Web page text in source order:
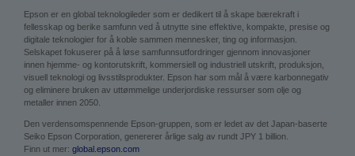
Epson er en global teknologileder som er dedikert til å skape bærekraft i
fellesskap og berike samfunn ved å utnytte sine effektive, kompakte, presise og
digitale teknologier for å koble sammen mennesker, ting og informasjon.
Selskapet fokuserer på å løse samfunnsutfordringer gjennom innovasjoner
innen hjemme- og kontorutskrift, kommersiell og industriell utskrift, produksjon,
visuell teknologi og livsstilsprodukter. Epson har som mål å være karbonnegativ
og eliminere bruken av uttømmelige underjordiske ressurser som olje og
metaller innen 2050.
Den verdensomspennende Epson-gruppen, som er ledet av det Japan-baserte
Seiko Epson Corporation, genererer årlige salg av rundt JPY 1 billion.
Finn ut mer: global.epson.com